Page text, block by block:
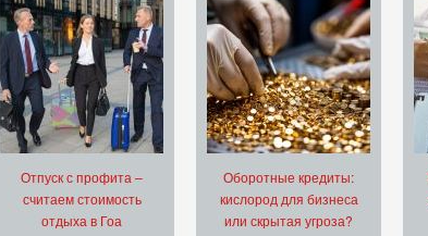
Отпуск с профита –
считаем стоимость
отдыха в Гоа
Оборотные кредиты:
кислород для бизнеса
или скрытая угроза?